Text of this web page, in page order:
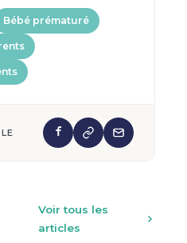
Bébé prématuré
Voir tous les
articles